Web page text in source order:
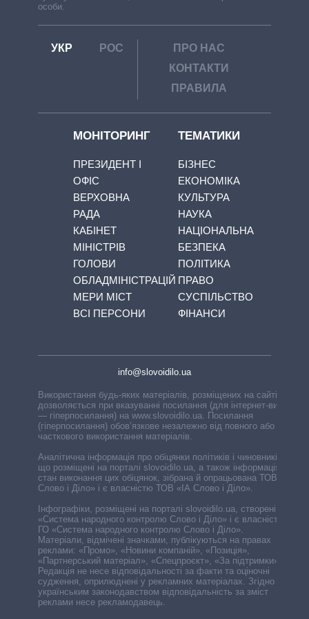
особи.
УКР РОС
ПРО НАС
КОНТАКТИ
ПРАВИЛА
МОНІТОРИНГ
ПРЕЗИДЕНТ І
ОФІС
ВЕРХОВНА
РАДА
КАБІНЕТ
МІНІСТРІВ
ГОЛОВИ
ОБЛАДМІНІСТРАЦІЙ
МЕРИ МІСТ
ВСІ ПЕРСОНИ
ТЕМАТИКИ
БІЗНЕС
ЕКОНОМІКА
КУЛЬТУРА
НАУКА
НАЦІОНАЛЬНА
БЕЗПЕКА
ПОЛІТИКА
ПРАВО
СУСПІЛЬСТВО
ФІНАНСИ
info@slovoidilo.ua
Використання будь-яких матеріалів, розміщених на сайті,
дозволяється при вказуванні посилання (для інтернет-видань
— гіперпосилання) на www.slovoidilo.ua. Посилання
(гіперпосилання) обов’язкове незалежно від повного або
часткового використання матеріалів.
Аналітична інформація про обіцянки політиків і чиновників,
що розміщені на порталі slovoidilo.ua, а також інформація про
стан виконання цих обіцянок, зібрана й опрацьована ТОВ «ІА
Слово і Діло» і є власністю ТОВ «ІА Слово і Діло».
Інфографіки, розміщені на порталі slovoidilo.ua, створені ГО
«Система народного контролю Слово і Діло» і є власністю
ГО «Система народного контролю Слово і Діло».
Матеріали, відмічені значками, публікуються на правах
реклами: «Промо», «Новини компаній», «Позиція»,
«Партнерський матеріал», «Спецпроєкт», «За підтримки».
Редакція не несе відповідальності за факти та оціночні
судження, оприлюднені у рекламних матеріалах. Згідно з
українським законодавством відповідальність за зміст
реклами несе рекламодавець.